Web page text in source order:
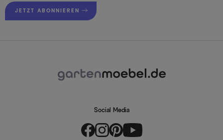
JETZT ABONNIEREN
Social Media